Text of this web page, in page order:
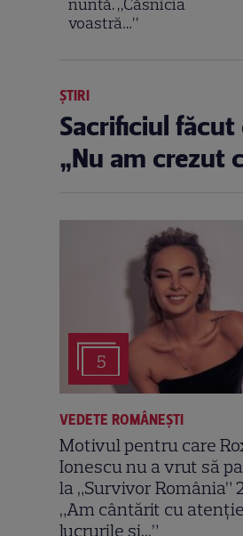
nuntă. „Căsnicia
voastră…”
ȘTIRI
Sacrificiul făcut
„Nu am crezut
5
VEDETE ROMÂNEŞTI
Motivul pentru care
Ionescu nu a vrut să
la „Survivor România”
„Am cântărit cu atenție
lucrurile și...”